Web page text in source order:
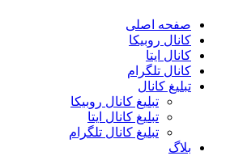
صفحه اصلی
کانال روبیکا
کانال ایتا
کانال تلگرام
تبلیغ کانال
تبلیغ کانال روبیکا
تبلیغ کانال ایتا
تبلیغ کانال تلگرام
بلاگ